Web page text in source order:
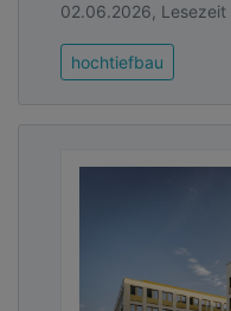
02.06.2026, Lesezeit
hochtiefbau